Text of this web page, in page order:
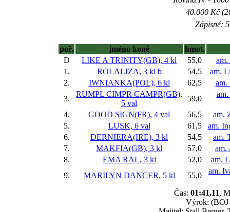
40.000 Kč
Zápisné:
poř. jméno koně
hmot.
D
LIKE A TRINITY(GB), 4 kl 55,0
1.
ROLALIZA, 3 kl b 54,5
am.
2.
IWNIANKA(POL), 6 kl 62,5
am.
3.
RUMPL CIMPR CAMPR(GB),
5 val
59,0
4. GOOD SIGN(FR), 4 val 56,5
am.
5.
LUSK, 6 val 61,5
am.
6.
DERNIERA(IRE), 3 kl 54,5
am.
7.
MAKFIA(GB), 3 kl 57,0
am.
8.
EMA RAL, 3 kl 52,0
am.
9.
MARILYN DANCER, 5 kl 55,0
am.
Čas: 01:41,11,
Výrok: